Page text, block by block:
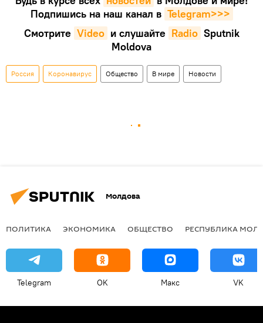
Подпишись на наш канал в Telegram>>>
Смотрите Video и слушайте Radio Sputnik
Moldova
Россия Коронавирус Общество В мире Новости
Молдова
ПОЛИТИКА ЭКОНОМИКА ОБЩЕСТВО РЕСПУБЛИКА
Telegram OK Макс VK